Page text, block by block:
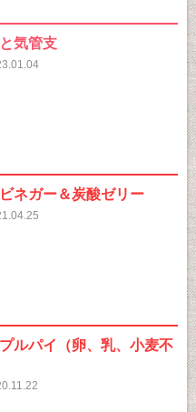
気管支
ネガー＆炭酸ゼリー
ルパイ（卵、乳、小麦不